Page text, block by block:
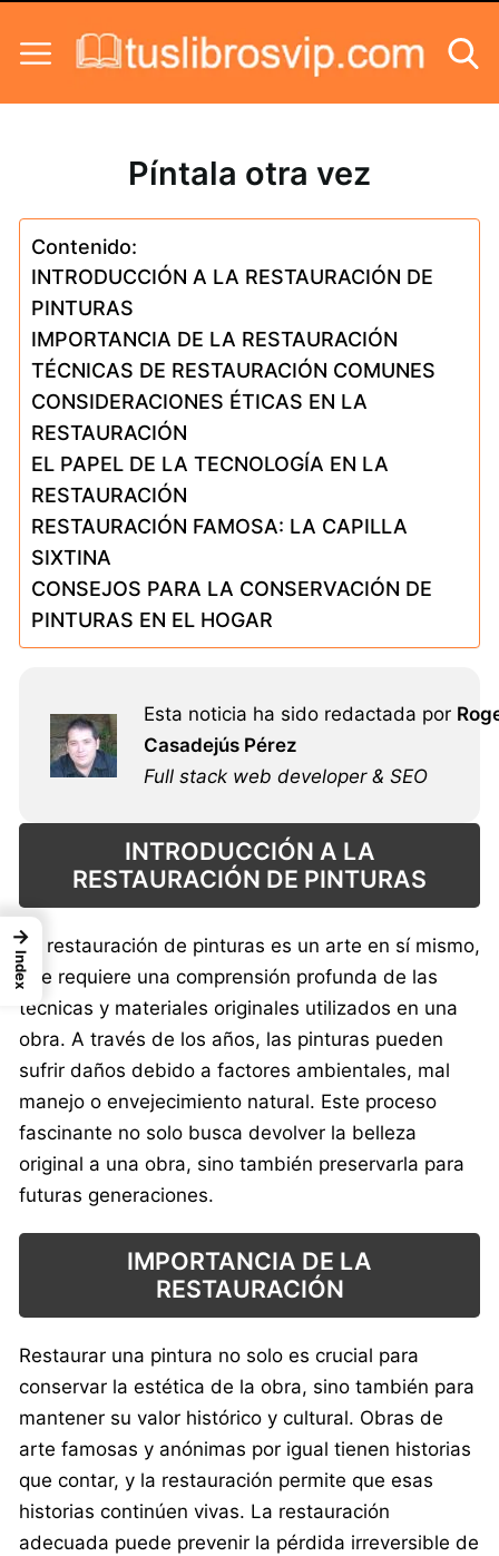
Píntala otra vez
Contenido:
INTRODUCCIÓN A LA RESTAURACIÓN DE
PINTURAS
IMPORTANCIA DE LA RESTAURACIÓN
TÉCNICAS DE RESTAURACIÓN COMUNES
CONSIDERACIONES ÉTICAS EN LA
RESTAURACIÓN
EL PAPEL DE LA TECNOLOGÍA EN LA
RESTAURACIÓN
RESTAURACIÓN FAMOSA: LA CAPILLA
SIXTINA
CONSEJOS PARA LA CONSERVACIÓN DE
PINTURAS EN EL HOGAR
Esta noticia ha sido redactada por
Casadejús Pérez
Full stack web developer & SEO
INTRODUCCIÓN A LA
RESTAURACIÓN DE PINTURAS
La restauración de pinturas es un arte en sí mismo,
que requiere una comprensión profunda de las
técnicas y materiales originales utilizados en una
obra. A través de los años, las pinturas pueden
sufrir daños debido a factores ambientales, mal
manejo o envejecimiento natural. Este proceso
fascinante no solo busca devolver la belleza
original a una obra, sino también preservarla para
futuras generaciones.
IMPORTANCIA DE LA
RESTAURACIÓN
Restaurar una pintura no solo es crucial para
conservar la estética de la obra, sino también para
mantener su valor histórico y cultural. Obras de
arte famosas y anónimas por igual tienen historias
que contar, y la restauración permite que esas
historias continúen vivas. La restauración
adecuada puede prevenir la pérdida irreversible de
→
Index